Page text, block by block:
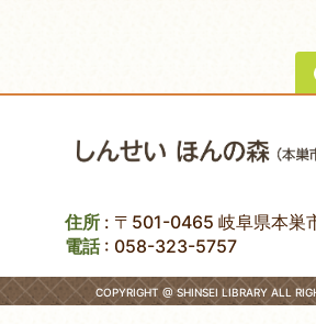
住所 : 〒501-0465 岐阜県本巣
電話: 058-323-5757
COPYRIGHT @ SHINSEI LIBRARY ALL